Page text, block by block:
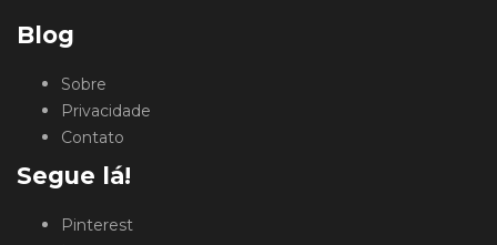
Blog
Sobre
Privacidade
Contato
Segue lá!
Pinterest